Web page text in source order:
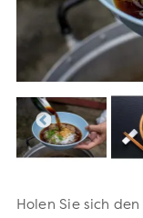
Holen Sie sich den